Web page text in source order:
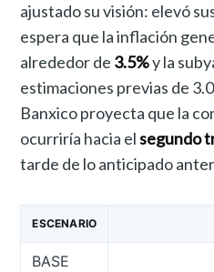
ajustado su visión: elevó
espera que la inflación
alrededor de 3.5%y la
estimaciones previas de
Banxico proyecta que la
ocurriría hacia elsegundo
tarde de lo anticipado
ESCENARIO
BASE